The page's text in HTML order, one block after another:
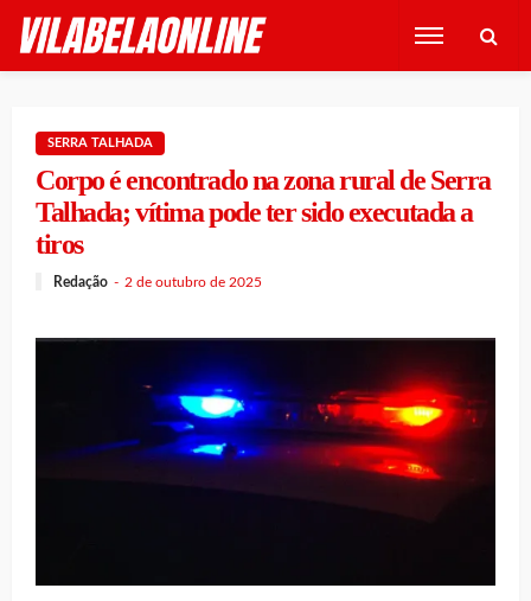
SERRA TALHADA
Corpo é encontrado na zona rural de Serra
Talhada; vítima pode ter sido executada a
tiros
Redação 2 de outubro de 2025